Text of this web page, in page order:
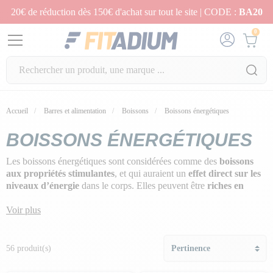
20€ de réduction dès 150€ d'achat sur tout le site | CODE : BA20
0
Accueil Barres et alimentation Boissons Boissons énergétiques
BOISSONS ÉNERGÉTIQUES
Les boissons énergétiques sont considérées comme des boissons
aux propriétés stimulantes, et qui auraient un effet direct sur les
niveaux d’énergie dans le corps. Elles peuvent être riches en
comme la
Optimises tes performances
grâce
Voir plus
56 produit(s)